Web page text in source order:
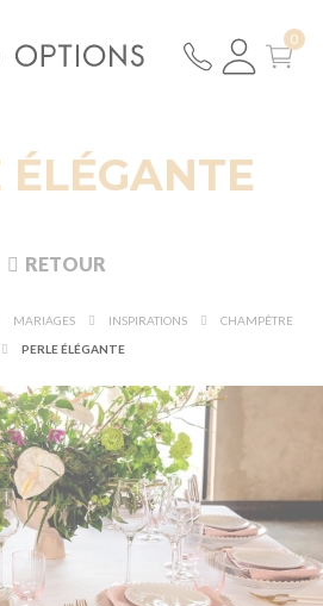
ÉLÉGANTE
RETOUR
MARIAGES INSPIRATIONS
CHAMPÊTRE
PERLE ÉLÉGANTE